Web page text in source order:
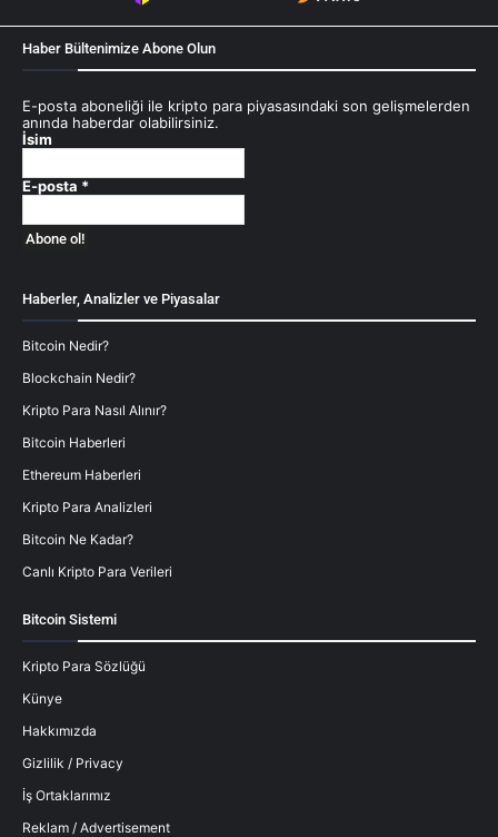
Haber Bültenimize Abone Olun
E-posta aboneliği ile kripto para piyasasındaki son gelişmelerden
anında haberdar olabilirsiniz.
İsim
E-posta *
Haberler, Analizler ve Piyasalar
Bitcoin Nedir?
Blockchain Nedir?
Kripto Para Nasıl Alınır?
Bitcoin Haberleri
Ethereum Haberleri
Kripto Para Analizleri
Bitcoin Ne Kadar?
Canlı Kripto Para Verileri
Bitcoin Sistemi
Kripto Para Sözlüğü
Künye
Hakkımızda
Gizlilik / Privacy
İş Ortaklarımız
Reklam / Advertisement